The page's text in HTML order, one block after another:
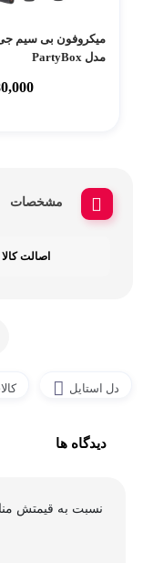
میکروفون بی سیم
مدل PartyBox
مشخصات
اصالت کالا
دل استایل
دیدگاه ها
نسبت به قیمتش